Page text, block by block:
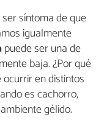
síntoma de que
igualmente
puede ser una de
baja. ¿Por qué
en distintos
es cachorro,
gélido.